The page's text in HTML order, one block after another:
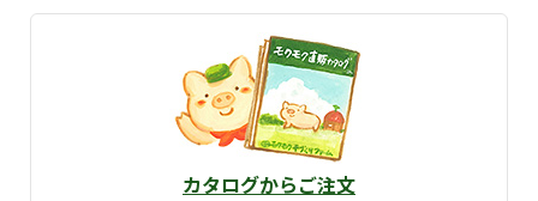
カタログからご注文